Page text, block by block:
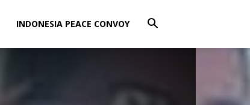
INDONESIA PEACE CONVOY